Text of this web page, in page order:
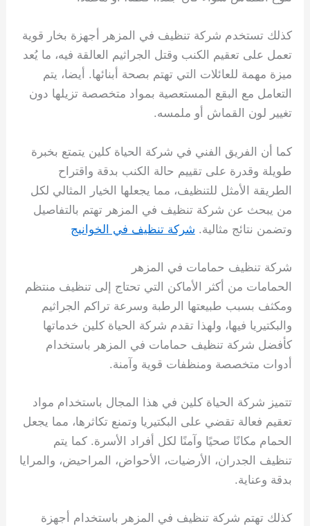
كذلك تستخدم شركة تنظيف في المزهر أجهزة بخار قوية
تعمل على تعقيم الكنب وقتل الجراثيم العالقة فيه، ما يُعد
ميزة مهمة للعائلات التي تهتم بصحة أبنائها. أيضا، يتم
التعامل مع البقع المستعصية بمواد متخصصة تزيلها دون
تغيير لون القماش أو ملمسه.
كما أن الفريق الفني في شركة الحياة كلين يتمتع بخبرة
طويلة وقدرة على تقييم حالة الكنب بدقة واقتراح
الطريقة الأمثل للتنظيف، مما يجعلها الخيار المثالي لكل
من يبحث عن شركة تنظيف في المزهر تهتم بالتفاصيل
وتضمن نتائج مثالية. شركة تنظيف في الخوانيج
شركة تنظيف حمامات في المزهر
الحمامات من أكثر الأماكن التي تحتاج إلى تنظيف منتظم
ومكثف بسبب طبيعتها الرطبة وسرعة تراكم الجراثيم
والبكتيريا فيها، ولهذا تقدم شركة الحياة كلين خدماتها
كأفضل شركة تنظيف حمامات في المزهر باستخدام
أدوات متخصصة ومنظفات قوية وآمنة.
تتميز شركة الحياة كلين في هذا المجال باستخدام مواد
تعقيم فعالة تقضي على البكتيريا وتمنع تكاثرها، مما يجعل
الحمام مكانًا صحيًا وآمنًا لكل أفراد الأسرة. كما يتم
تنظيف الجدران، الأرضيات، الأحواض، المراحيض، والمرايا
بدقة وعناية.
كذلك تهتم شركة تنظيف في المزهر باستخدام أجهزة